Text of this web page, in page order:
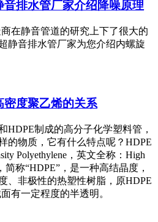
排水管厂家介绍降噪原理
在静音管道的研究上下了很大的
静音排水管厂家为您介绍内螺旋
度聚乙烯的关系
HDPE制成的高分子化学塑料管，
的物质，它有什么特点呢？HDPE
Polyethylene，英文全称：High
简称“HDPE”，是一种高结晶度，
、非极性的热塑性树脂，原HDPE
有一定程度的半透明。